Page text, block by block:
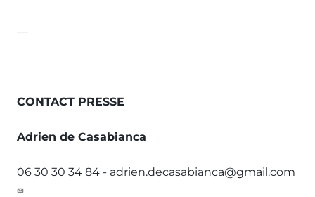
—
CONTACT PRESSE
Adrien de Casabianca
06 30 30 34 84 - adrien.decasabianca@gmail.com